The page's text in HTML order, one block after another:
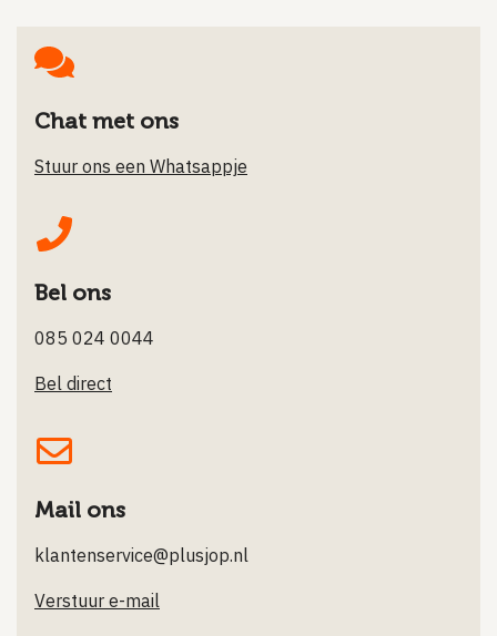
Chat met ons
Stuur ons een Whatsappje
Bel ons
085 024 0044
Bel direct
Mail ons
klantenservice@plusjop.nl
Verstuur e-mail